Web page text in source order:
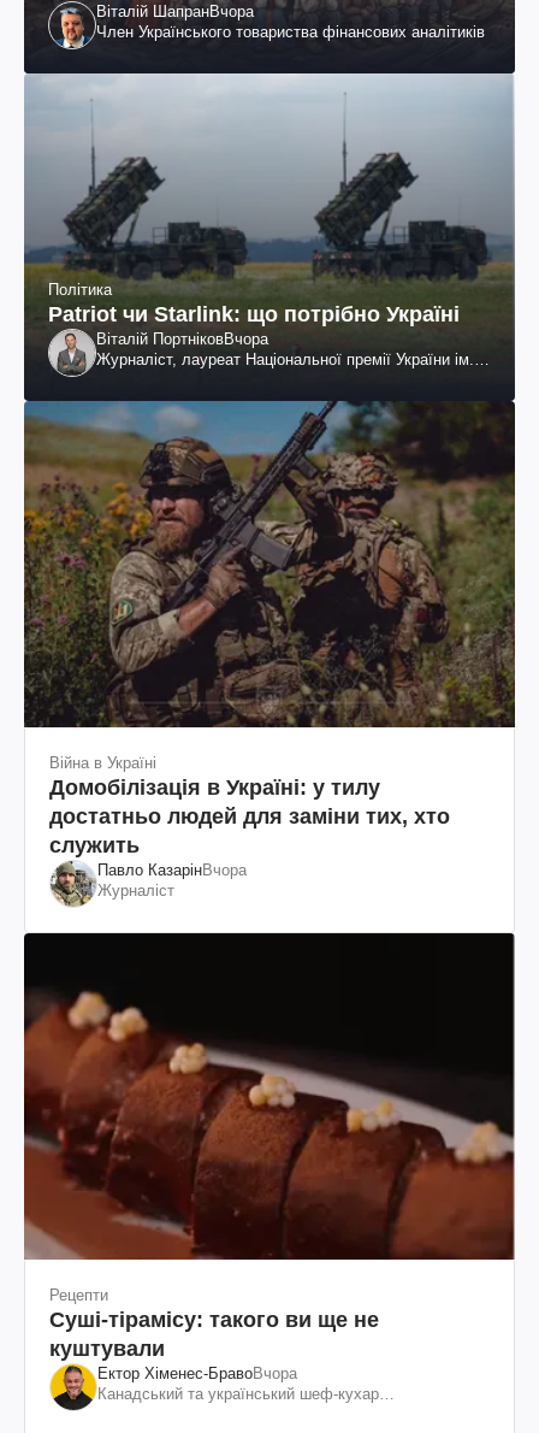
Віталій ШапранВчора
Член Українського товариства фінансових аналітиків
Політика
Patriot чи Starlink: що потрібно Україні
Віталій ПортніковВчора
Журналіст, лауреат Національної премії України ім.
Війна в Україні
Домобілізація в Україні: у тилу
достатньо людей для заміни тих, хто
служить
Павло КазарінВчора
Журналіст
Рецепти
Суші-тірамісу: такого ви ще не
куштували
Ектор Хіменес-БравоВчора
Канадський та український шеф-кухар